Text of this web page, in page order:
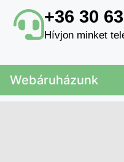
+36 30
Hívjon minket
Webáruházunk